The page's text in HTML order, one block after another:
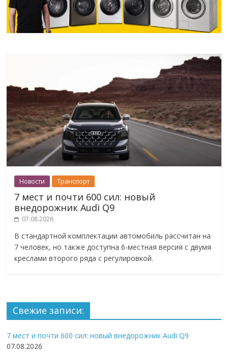
Новости Транспорт
7 мест и почти 600 сил: новый
внедорожник Audi Q9
07.08.2026
В стандартной комплектации автомобиль рассчитан на
7 человек, но также доступна 6-местная версия с двумя
креслами второго ряда с регулировкой.
Свежие записи:
7 мест и почти 600 сил: новый внедорожник Audi Q9
07.08.2026